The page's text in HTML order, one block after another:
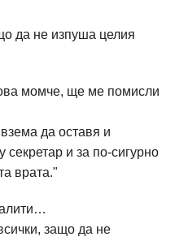
да не изпуша целия
момче, ще ме помисли
да оставя и
и за по-сигурно
врата."
защо да не